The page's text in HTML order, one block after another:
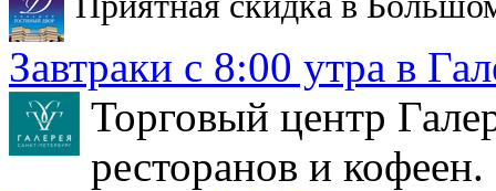
Завтраки с 8:00 утра в
Торговый центр
ресторанов и кофеен.